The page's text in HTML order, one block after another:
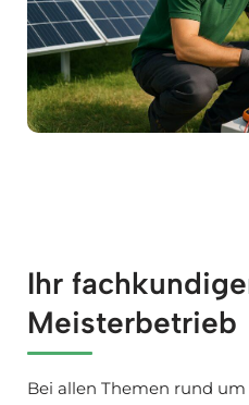
Ihr
Meisterbetrieb
Bei allen Themen rund